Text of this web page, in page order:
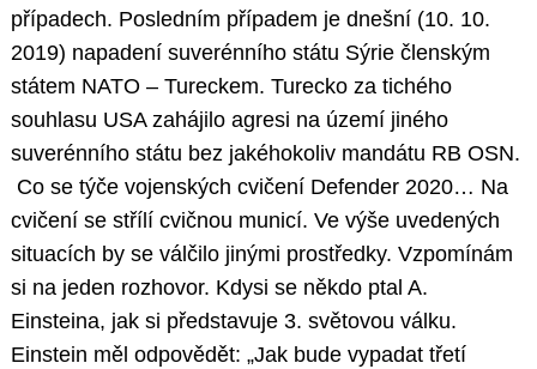
případech. Posledním případem je dnešní (10. 10.
2019) napadení suverénního státu Sýrie členským
státem NATO – Tureckem. Turecko za tichého
souhlasu USA zahájilo agresi na území jiného
suverénního státu bez jakéhokoliv mandátu RB OSN.
Co se týče vojenských cvičení Defender 2020… Na
cvičení se střílí cvičnou municí. Ve výše uvedených
situacích by se válčilo jinými prostředky. Vzpomínám
si na jeden rozhovor. Kdysi se někdo ptal A.
Einsteina, jak si představuje 3. světovou válku.
Einstein měl odpovědět: „Jak bude vypadat třetí